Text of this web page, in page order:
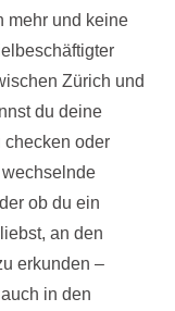
mehr und keine
Zürich und
du deine
checken oder
ob du ein
an den
erkunden –
in den